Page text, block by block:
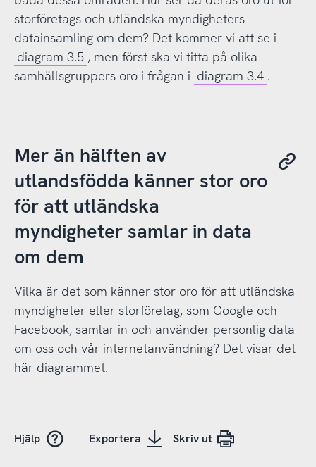
storföretags och utländska myndigheters
datainsamling om dem? Det kommer vi att se i
diagram 3.5 , men först ska vi titta på olika
samhällsgruppers oro i frågan i diagram 3.4 .
Mer än hälften av
utlandsfödda känner stor oro
för att utländska
myndigheter samlar in data
om dem
Vilka är det som känner stor oro för att utländska
myndigheter eller storföretag, som Google och
Facebook, samlar in och använder personlig data
om oss och vår internetanvändning? Det visar det
här diagrammet.
Hjälp Exportera Skriv ut